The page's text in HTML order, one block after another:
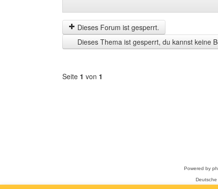
der
letzten
Zeit
anzeigen
by
Dieses Forum ist gesperrt.
Dieses Thema ist gesperrt, du kannst keine
Seite 1 von 1
Powered by